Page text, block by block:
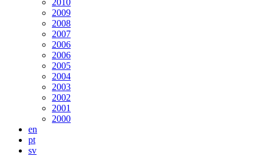
2010
2009
2008
2007
2006
2006
2005
2004
2003
2002
2001
2000
en
pt
sv